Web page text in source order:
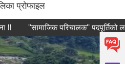
प्रोफाइल
"सामाजिक परिचालक" पदपूर्तिको लागि